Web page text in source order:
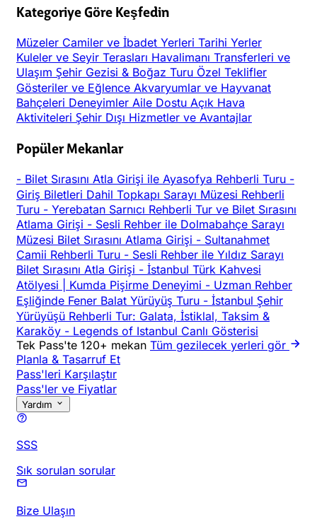
Kategoriye Göre Keşfedin
Müzeler Camiler ve İbadet Yerleri Tarihi Yerler
Kuleler ve Seyir Terasları Havalimanı Transferleri ve
Ulaşım Şehir Gezisi & Boğaz Turu Özel Teklifler
Gösteriler ve Eğlence Akvaryumlar ve Hayvanat
Bahçeleri Deneyimler Aile Dostu Açık Hava
Aktiviteleri Şehir Dışı Hizmetler ve Avantajlar
Popüler Mekanlar
- Bilet Sırasını Atla Girişi ile Ayasofya Rehberli Turu -
Giriş Biletleri Dahil Topkapı Sarayı Müzesi Rehberli
Turu - Yerebatan Sarnıcı Rehberli Tur ve Bilet Sırasını
Atlama Girişi - Sesli Rehber ile Dolmabahçe Sarayı
Müzesi Bilet Sırasını Atlama Girişi - Sultanahmet
Camii Rehberli Turu - Sesli Rehber ile Yıldız Sarayı
Bilet Sırasını Atla Girişi - İstanbul Türk Kahvesi
Atölyesi | Kumda Pişirme Deneyimi - Uzman Rehber
Eşliğinde Fener Balat Yürüyüş Turu - İstanbul Şehir
Yürüyüşü Rehberli Tur: Galata, İstiklal, Taksim &
Karaköy - Legends of Istanbul Canlı Gösterisi
Tek Pass'te 120+ mekan Tüm gezilecek yerleri gör
Planla & Tasarruf Et
Pass'leri Karşılaştır
Pass'ler ve Fiyatlar
Yardım
SSS
Sık sorulan sorular
Bize Ulaşın